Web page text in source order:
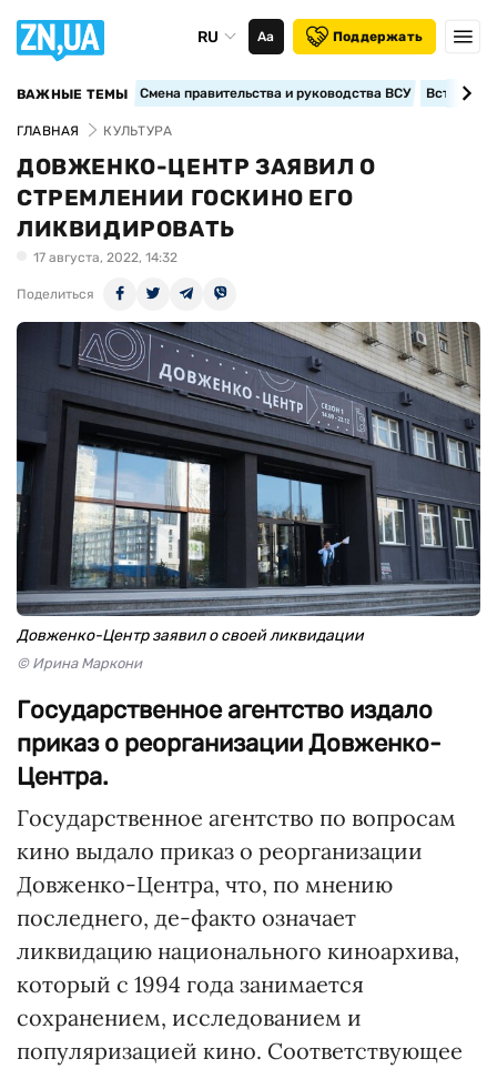
RU Аа Поддержать
ВАЖНЫЕ ТЕМЫ Смена правительства и руководства ВСУ
ГЛАВНАЯ КУЛЬТУРА
ДОВЖЕНКО-ЦЕНТР ЗАЯВИЛ О
СТРЕМЛЕНИИ ГОСКИНО ЕГО
ЛИКВИДИРОВАТЬ
17 августа, 2022, 14:32
Поделиться
Довженко-Центр заявил о своей ликвидации
© Ирина Маркони
Государственное агентство издало
приказ о реорганизации Довженко-
Центра.
Государственное агентство по вопросам
кино выдало приказ о реорганизации
Довженко-Центра, что, по мнению
последнего, де-факто означает
ликвидацию национального киноархива,
который с 1994 года занимается
сохранением, исследованием и
популяризацией кино. Соответствующее